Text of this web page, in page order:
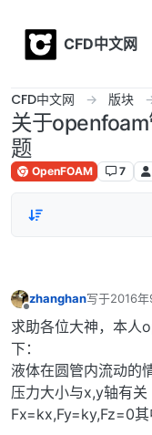
CFD中文网
CFD中文网 版块
关于
题
OpenFOAM 7
zhanghan写于2016
最后由 编辑
求助各位大神，本人
下：
液体在圆管内流动的
压力大小与x,y轴有
Fx=kx,Fy=ky,Fz=0其